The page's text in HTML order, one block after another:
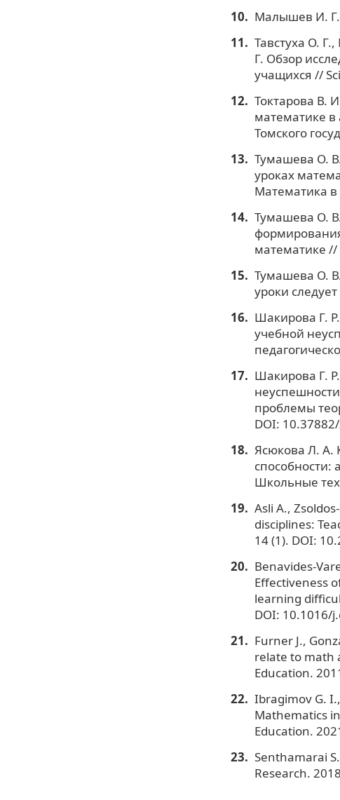
Малышев И.
Тавстуха О.
Г. Обзор
учащихся //
Токтарова В.
математике в
Томского
Тумашева О.
уроках
Математика
Тумашева О.
математике
Тумашева О.
уроки
Шакирова Г.
учебной
Шакирова Г.
проблемы
DOI:
Ясюкова Л. А.
Школьные
Asli A.,
disciplines:
14 (1). DOI:
Benavides-
Effectiveness
learning
DOI: 10.1016/
Furner J.,
relate to math
Education.
Ibragimov G.
Mathematics
Education.
Senthamarai
Research.